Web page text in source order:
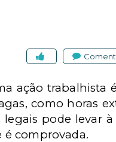
ação trabalhista
como horas
pode levar
comprovada.